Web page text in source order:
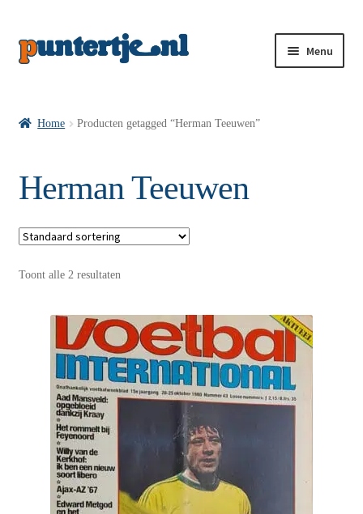
Menu
VI’s met Posters
Wie is puntertje
Puntertjes
Contact
Home Producten getagged “Herman Teeuwen”
Herman Teeuwen
Toont alle 2 resultaten